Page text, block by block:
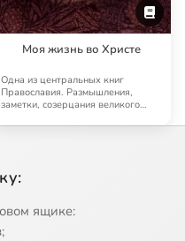
Моя жизнь во Христе
Одна из центральных книг
Православия. Размышления,
заметки, созерцания великого
ящике: